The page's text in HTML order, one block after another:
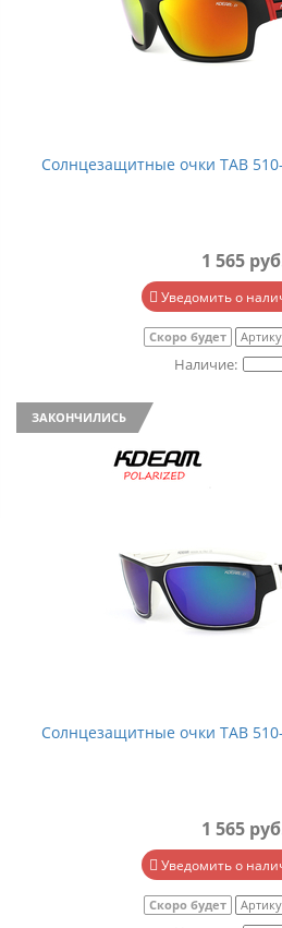
Солнцезащитные очки TAB
1 565
Уведомить о
Скоро будет
ЗАКОНЧИЛИСЬ
Солнцезащитные очки TAB
1 565
Уведомить о
Скоро будет